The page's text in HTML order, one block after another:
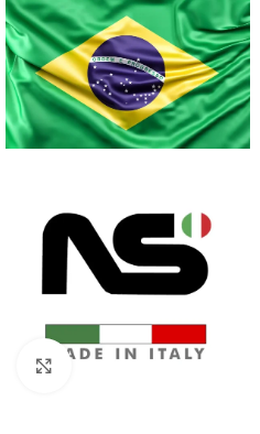
Click to enlarge